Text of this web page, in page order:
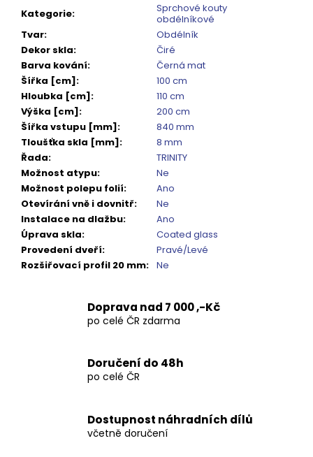
Kategorie:
Sprchové kouty
obdélníkové
Tvar:
Obdélník
Dekor skla:
Čiré
Barva kování:
Černá mat
Šířka [cm]:
100 cm
Hloubka [cm]:
110 cm
Výška [cm]:
200 cm
Šířka vstupu [mm]:
840 mm
Tloušťka skla [mm]:
8 mm
Řada:
TRINITY
Možnost atypu:
Ne
Možnost polepu folií:
Ano
Otevírání vně i dovnitř:
Ne
Instalace na dlažbu:
Ano
Úprava skla:
Coated glass
Provedení dveří:
Pravé/Levé
Rozšiřovací profil 20 mm: Ne
Doprava nad 7 000 ,-Kč
po celé ČR zdarma
Doručení do 48h
po celé ČR
Dostupnost náhradních dílů
včetně doručení
DO
NIKY
1200
MM,
ČIRÉ
SKLO,
GD4612
12
080
Kč
Původně:
15
100
Kč